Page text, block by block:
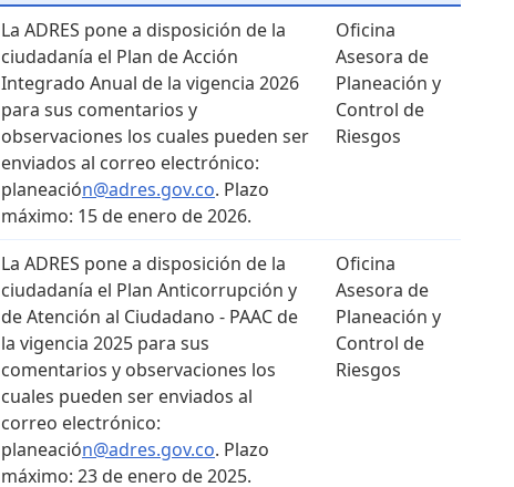
La ADRES pone a disposición de la
ciudadanía el Plan de Acción
Integrado Anual de la vigencia 2026
para sus comentarios y
observaciones los cuales pueden ser
enviados al correo electrónico:
planeación@adres.gov.co. Plazo
máximo: 15 de enero de 2026.
Oficina
Asesora de
Planeación y
Control de
Riesgos
La ADRES pone a disposición de la
ciudadanía el Plan Anticorrupción y
de Atención al Ciudadano - PAAC de
la vigencia 2025 para sus
comentarios y observaciones los
cuales pueden ser enviados al
correo electrónico:
planeación@adres.gov.co. Plazo
máximo: 23 de enero de 2025.
Oficina
Asesora de
Planeación y
Control de
Riesgos